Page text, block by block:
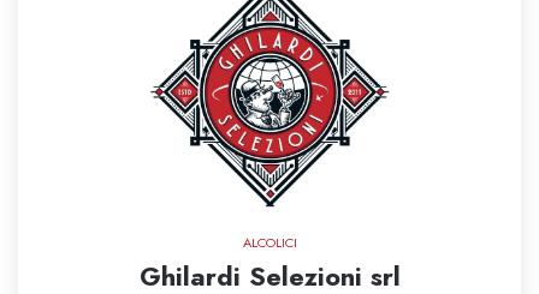
ALCOLICI
Ghilardi Selezioni srl